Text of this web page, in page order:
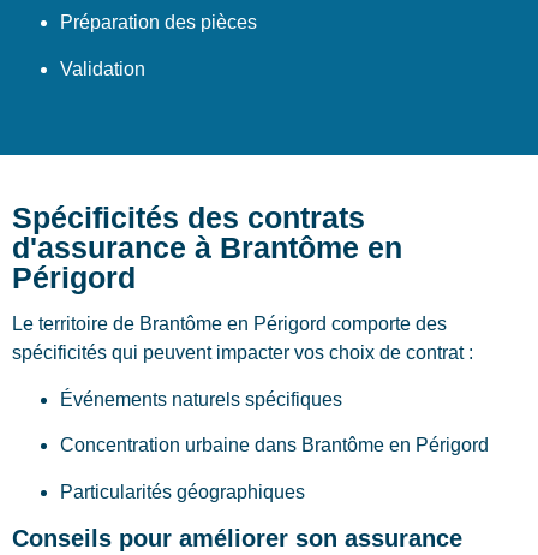
Préparation des pièces
Validation
Spécificités des contrats
d'assurance à Brantôme en
Périgord
Le territoire de Brantôme en Périgord comporte des
spécificités qui peuvent impacter vos choix de contrat :
Événements naturels spécifiques
Concentration urbaine dans Brantôme en Périgord
Particularités géographiques
Conseils pour améliorer son assurance